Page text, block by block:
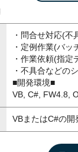
・問合せ対応(不
・定例作業(バ
・作業依頼(指
・不具合などの
■開発環境■
VB, C#, FW4.8,
VBまたはC#の開